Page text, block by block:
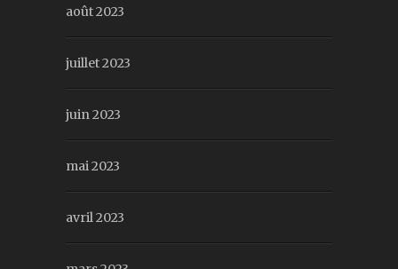
août 2023
juillet 2023
juin 2023
mai 2023
avril 2023